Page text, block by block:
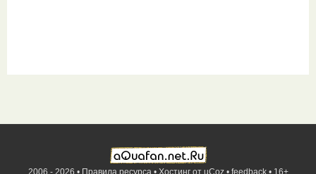
2006 - 2026 • Правила ресурса • Хостинг от uCoz• feedback• 16+